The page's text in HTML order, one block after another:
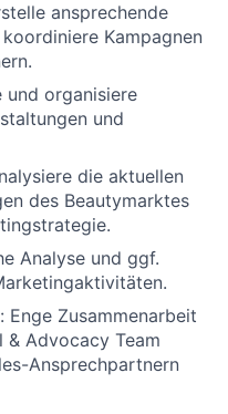
ansprechende
Kampagnen
und organisiere
und
die aktuellen
des Beautymarktes
Analyse und ggf.
Enge Zusammenarbeit
& Advocacy Team
Ansprechpartnern